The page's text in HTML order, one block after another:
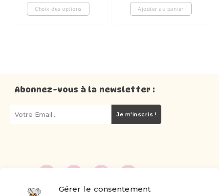
Gérer le consentement
Choix des options Ajouter au panier
Abonnez-vous à la newsletter :
Je m'inscris !